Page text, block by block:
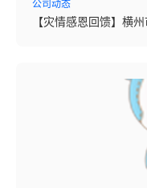
公司动态
【灾情感恩回馈】横